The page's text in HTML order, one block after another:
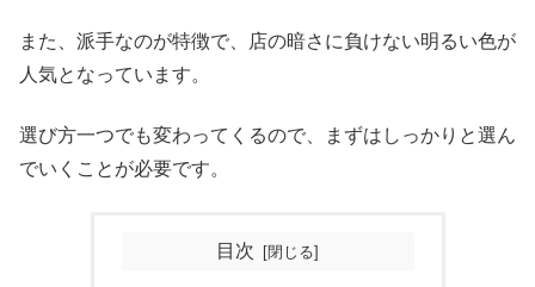
また、派手なのが特徴で、店の暗さに負けない明るい色が
人気となっています。
選び方一つでも変わってくるので、まずはしっかりと選ん
でいくことが必要です。
目次